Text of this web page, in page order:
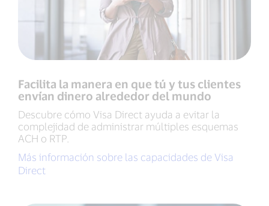
Facilita la manera en que tú y tus clientes
envían dinero alrededor del mundo
Descubre cómo Visa Direct ayuda a evitar la
complejidad de administrar múltiples esquemas
ACH o RTP.
Más información sobre las capacidades de Visa
Direct